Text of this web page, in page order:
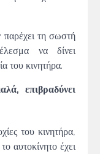
παρέχει τη σωστή
να δίνει
του κινητήρα.
επιβραδύνει
του κινητήρα,
αυτοκίνητο έχει